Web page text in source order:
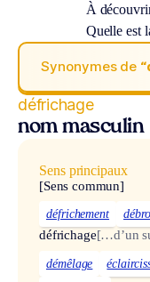
À
Quelle est
Synonymes de
défrichage
nom masculin
Sens principaux
[Sens commun]
défrichement
défrichage[…d’un
démêlage